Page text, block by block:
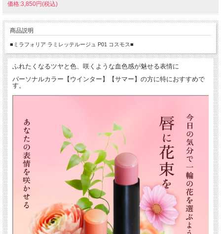
価格:3,850円(税込)
商品説明
■ミラフォリア ラミレッテルージュ P01 コスモス■
ふれたくなるツヤと色、咲くような血色感が魅せる表情に
パーソナルカラー【ウインター】【サマー】の方に特におすすめで
す。